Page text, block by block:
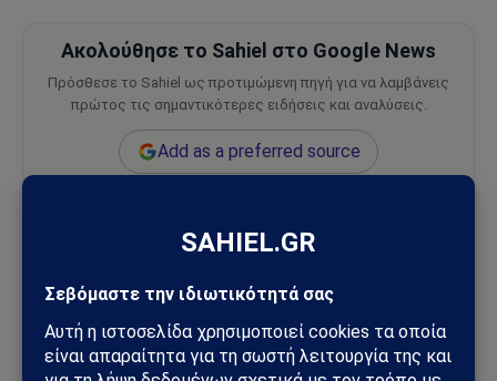
Ακολούθησε το Sahiel στο Google News
Πρόσθεσε το Sahiel ως προτιμώμενη πηγή για να λαμβάνεις
πρώτος τις σημαντικότερες ειδήσεις και αναλύσεις.
Add as a preferred source
Ακολουθήστε στο Instagram